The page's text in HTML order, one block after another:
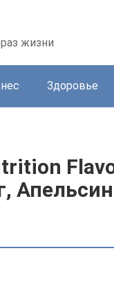
жизни
Здоровье
Апельсин